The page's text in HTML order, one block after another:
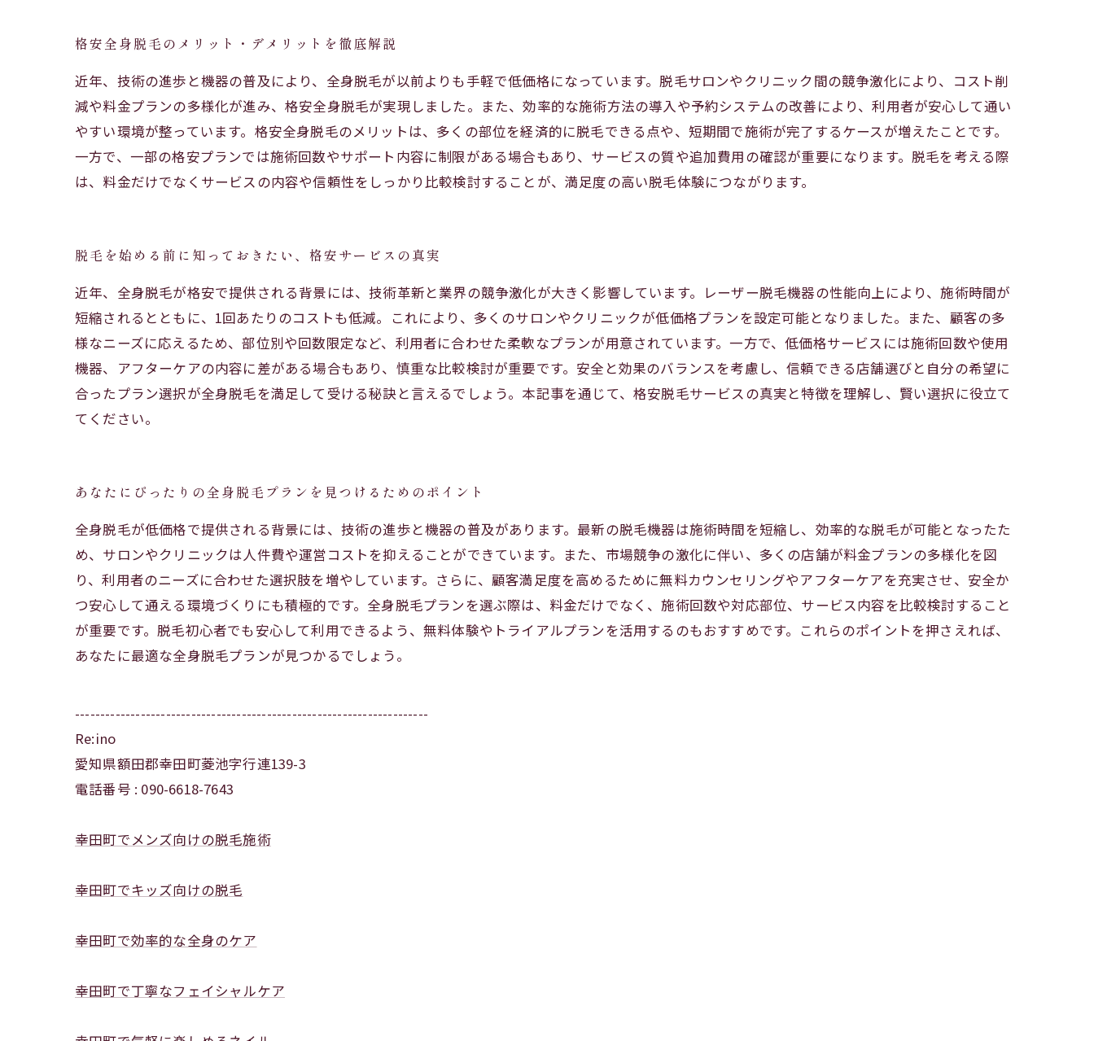
格安全身脱毛のメリット・デメリットを徹底解説
近年、技術の進歩と機器の普及により、全身脱毛が以前よりも手軽で低価格になっています。脱毛サロンやクリニック間の競争激化により、コスト削
減や料金プランの多様化が進み、格安全身脱毛が実現しました。また、効率的な施術方法の導入や予約システムの改善により、利用者が安心して通い
やすい環境が整っています。格安全身脱毛のメリットは、多くの部位を経済的に脱毛できる点や、短期間で施術が完了するケースが増えたことです。
一方で、一部の格安プランでは施術回数やサポート内容に制限がある場合もあり、サービスの質や追加費用の確認が重要になります。脱毛を考える際
は、料金だけでなくサービスの内容や信頼性をしっかり比較検討することが、満足度の高い脱毛体験につながります。
脱毛を始める前に知っておきたい、格安サービスの真実
近年、全身脱毛が格安で提供される背景には、技術革新と業界の競争激化が大きく影響しています。レーザー脱毛機器の性能向上により、施術時間が
短縮されるとともに、1回あたりのコストも低減。これにより、多くのサロンやクリニックが低価格プランを設定可能となりました。また、顧客の多
様なニーズに応えるため、部位別や回数限定など、利用者に合わせた柔軟なプランが用意されています。一方で、低価格サービスには施術回数や使用
機器、アフターケアの内容に差がある場合もあり、慎重な比較検討が重要です。安全と効果のバランスを考慮し、信頼できる店舗選びと自分の希望に
合ったプラン選択が全身脱毛を満足して受ける秘訣と言えるでしょう。本記事を通じて、格安脱毛サービスの真実と特徴を理解し、賢い選択に役立て
てください。
あなたにぴったりの全身脱毛プランを見つけるためのポイント
全身脱毛が低価格で提供される背景には、技術の進歩と機器の普及があります。最新の脱毛機器は施術時間を短縮し、効率的な脱毛が可能となったた
め、サロンやクリニックは人件費や運営コストを抑えることができています。また、市場競争の激化に伴い、多くの店舗が料金プランの多様化を図
り、利用者のニーズに合わせた選択肢を増やしています。さらに、顧客満足度を高めるために無料カウンセリングやアフターケアを充実させ、安全か
つ安心して通える環境づくりにも積極的です。全身脱毛プランを選ぶ際は、料金だけでなく、施術回数や対応部位、サービス内容を比較検討すること
が重要です。脱毛初心者でも安心して利用できるよう、無料体験やトライアルプランを活用するのもおすすめです。これらのポイントを押さえれば、
あなたに最適な全身脱毛プランが見つかるでしょう。
----------------------------------------------------------------------
Re:ino
愛知県額田郡幸田町菱池字行連139-3
電話番号 : 090-6618-7643
幸田町でメンズ向けの脱毛施術
幸田町でキッズ向けの脱毛
幸田町で効率的な全身のケア
幸田町で丁寧なフェイシャルケア